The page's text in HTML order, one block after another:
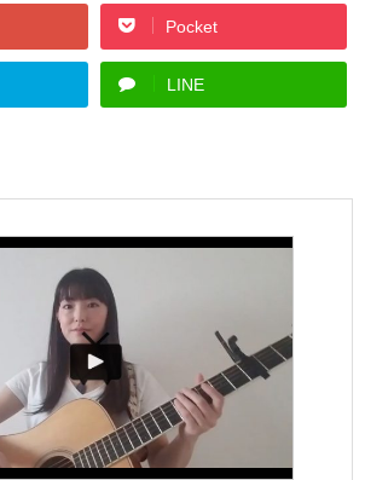
Pocket
LINE